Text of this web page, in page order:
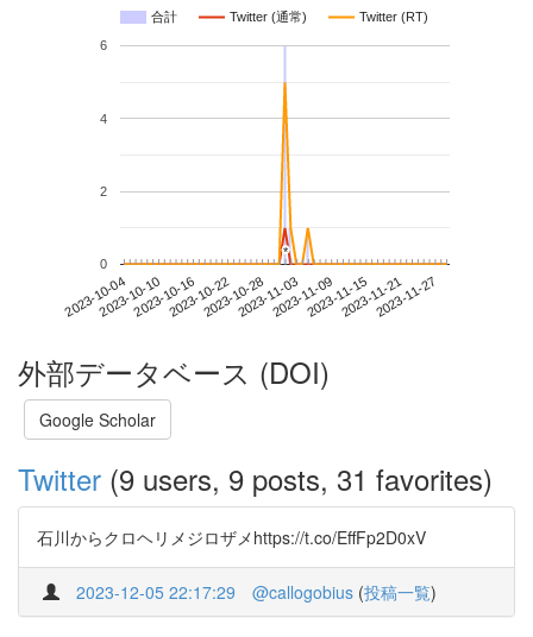
合計 Twitter (通常) Twitter (RT)
2023-10-042023-10-102023-10-162023-10-222023-10-282023-11-032023-11-092023-11-152023-11-212023-11-27
0
2
4
6
*
*
外部データベース (DOI)
Google Scholar
Twitter (9 users, 9 posts, 31 favorites)
石川からクロヘリメジロザメhttps://t.co/EffFp2D0xV
2023-12-05 22:17:29 @callogobius (投稿一覧)